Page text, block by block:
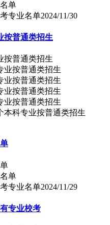
专业名单2024/11/30
按普通类招生
按普通类招生
本科专业按普通类招生
专业名单2024/11/29
专业校考